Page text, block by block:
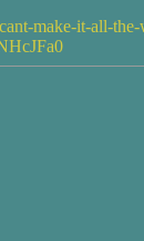
make-it-all-